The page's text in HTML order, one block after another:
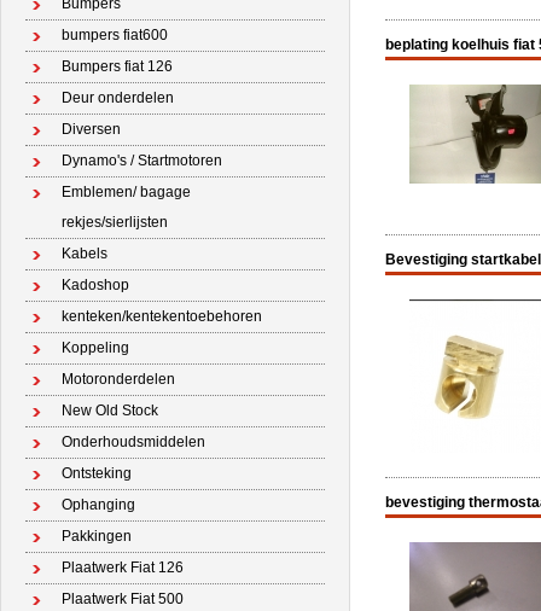
Bumpers
bumpers fiat600
Bumpers fiat 126
Deur onderdelen
Diversen
Dynamo's / Startmotoren
Emblemen/ bagage
rekjes/sierlijsten
Kabels
Kadoshop
kenteken/kentekentoebehoren
Koppeling
Motoronderdelen
New Old Stock
Onderhoudsmiddelen
Ontsteking
Ophanging
Pakkingen
Plaatwerk Fiat 126
Plaatwerk Fiat 500
beplating koelhuis fiat
Bevestiging
bevestiging